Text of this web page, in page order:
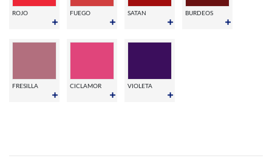
ROJO FUEGO SATAN BURDEOS
FRESILLA CICLAMOR VIOLETA